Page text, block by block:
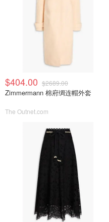
$404.00 $2689.00
Zimmermann 棉府绸连帽外套
The Outnet.com